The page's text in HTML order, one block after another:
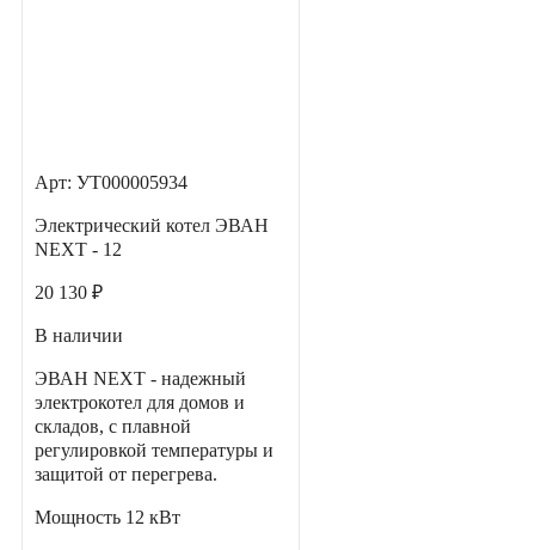
Арт: УТ000005934
Электрический котел ЭВАН
NEXT - 12
20 130 ₽
В наличии
ЭВАН NEXT - надежный
электрокотел для домов и
складов, с плавной
регулировкой температуры и
защитой от перегрева.
Мощность 12 кВт